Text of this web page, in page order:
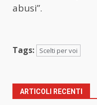
abusi”.
Tags: Scelti per voi
ARTICOLI RECENTI